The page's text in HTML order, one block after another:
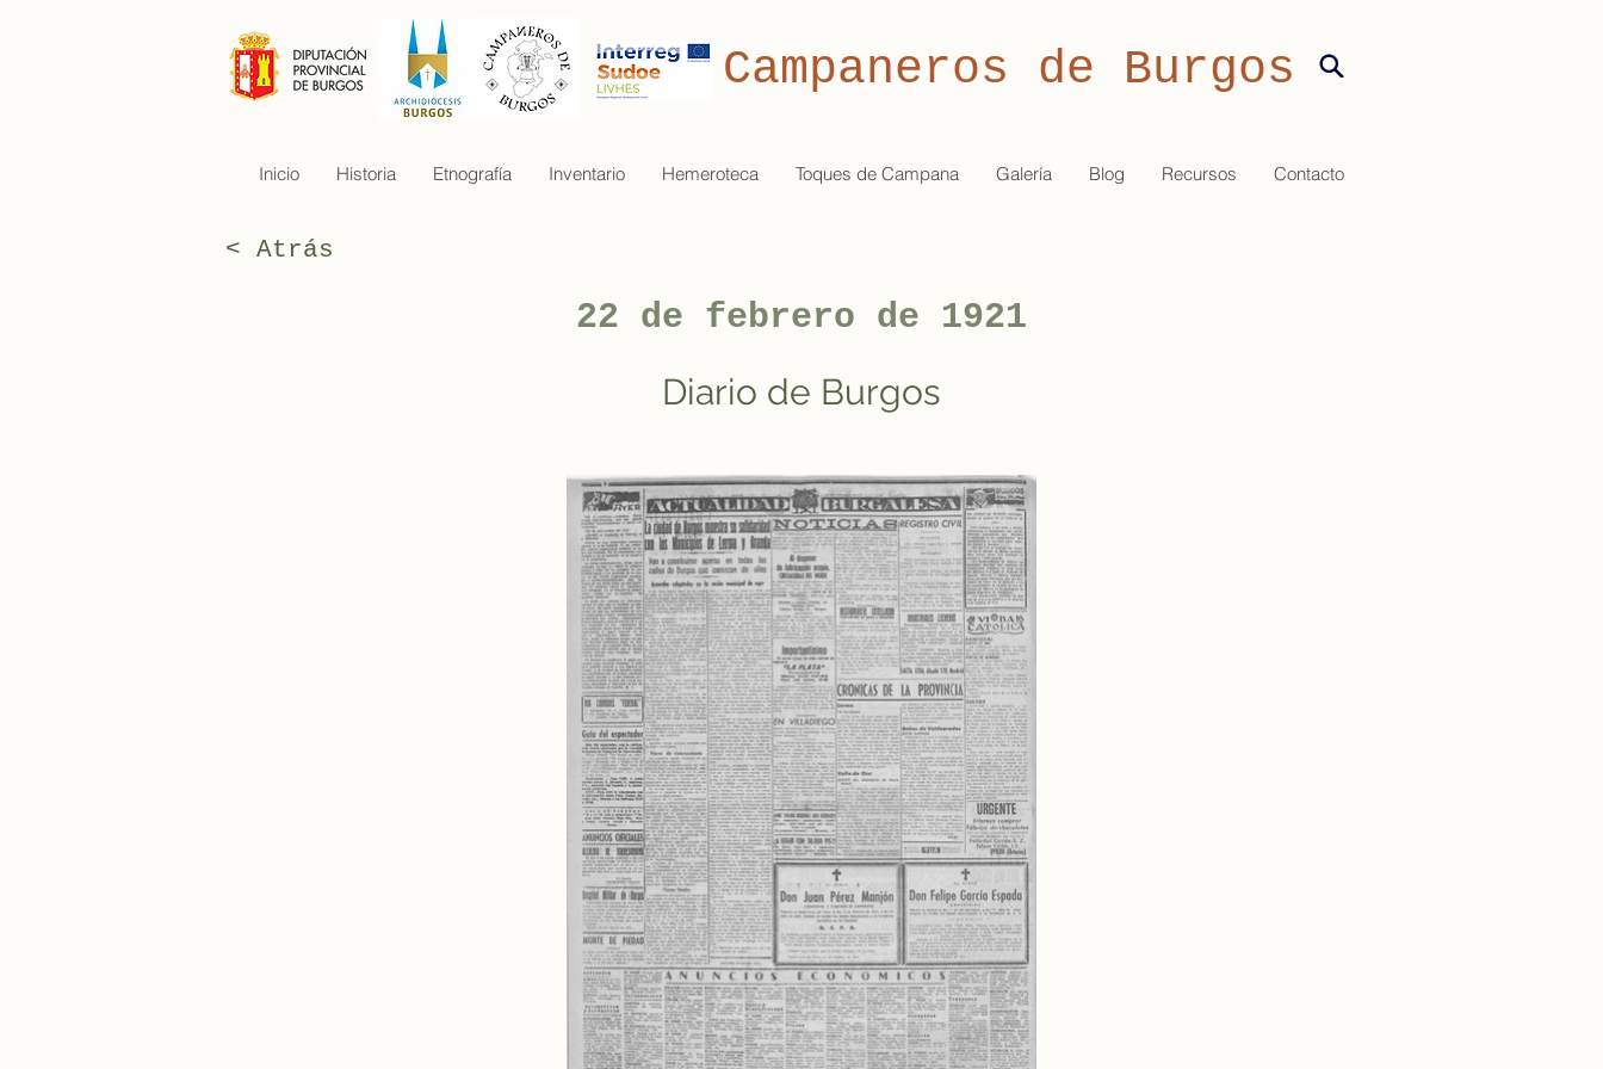
Campaneros de Burgos
Inicio Historia Etnografía Inventario Hemeroteca Toques de Campana Galería Blog Recursos Contacto
< Atrás
22 de febrero de 1921
Diario de Burgos